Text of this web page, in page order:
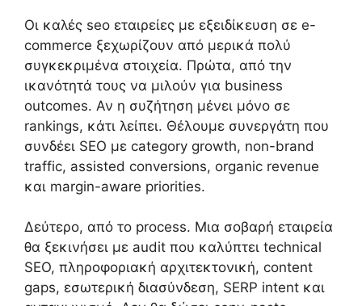
Οι καλές seo εταιρείες με εξειδίκευση σε e-
commerce ξεχωρίζουν από μερικά πολύ
συγκεκριμένα στοιχεία. Πρώτα, από την
ικανότητά τους να μιλούν για business
outcomes. Αν η συζήτηση μένει μόνο σε
rankings, κάτι λείπει. Θέλουμε συνεργάτη που
συνδέει SEO με category growth, non-brand
traffic, assisted conversions, organic revenue
και margin-aware priorities.
Δεύτερο, από το process. Μια σοβαρή εταιρεία
θα ξεκινήσει με audit που καλύπτει technical
SEO, πληροφοριακή αρχιτεκτονική, content
gaps, εσωτερική διασύνδεση, SERP intent και